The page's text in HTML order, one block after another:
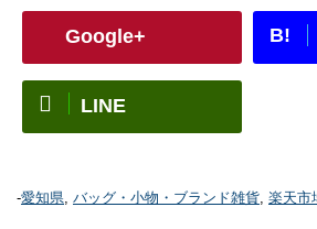
Google+ B!
LINE
-愛知県, バッグ・小物・ブランド雑貨, 楽天市